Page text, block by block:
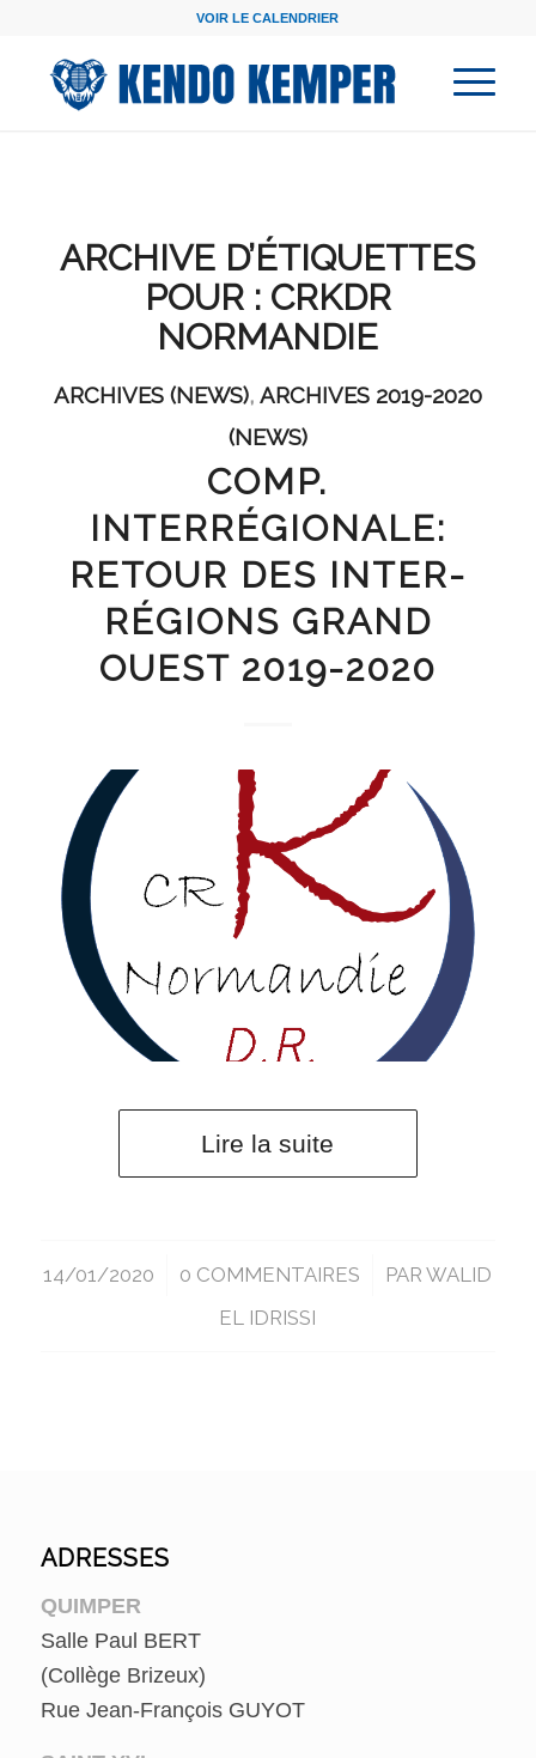
VOIR LE CALENDRIER
ARCHIVE D’ÉTIQUETTES
POUR : CRKDR
NORMANDIE
ARCHIVES (NEWS), ARCHIVES 2019-2020
(NEWS)
COMP.
INTERRÉGIONALE:
RETOUR DES INTER-
RÉGIONS GRAND
OUEST 2019-2020
Lire la suite
14/01/2020
/ 0 COMMENTAIRES
/ PARWALID
EL IDRISSI
ADRESSES
QUIMPER
Salle Paul BERT
(Collège Brizeux)
Rue Jean-François GUYOT